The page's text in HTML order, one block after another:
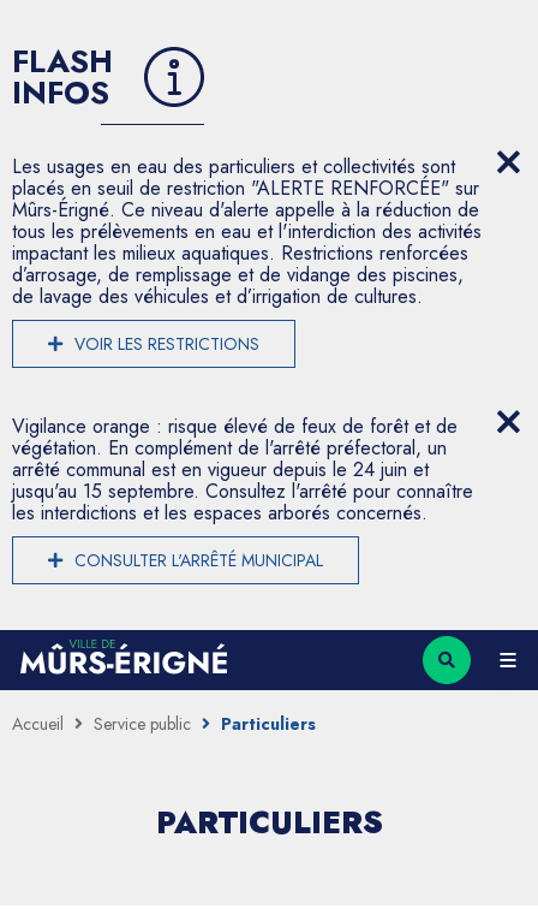
FLASH
INFOS
Les usages en eau des particuliers et collectivités sont
placés en seuil de restriction "ALERTE RENFORCÉE" sur
Mûrs-Érigné. Ce niveau d'alerte appelle à la réduction de
tous les prélèvements en eau et l'interdiction des activités
impactant les milieux aquatiques. Restrictions renforcées
d’arrosage, de remplissage et de vidange des piscines,
de lavage des véhicules et d’irrigation de cultures.
VOIR LES RESTRICTIONS
Vigilance orange : risque élevé de feux de forêt et de
végétation. En complément de l'arrêté préfectoral, un
arrêté communal est en vigueur depuis le 24 juin et
jusqu'au 15 septembre. Consultez l'arrêté pour connaître
les interdictions et les espaces arborés concernés.
CONSULTER L'ARRÊTÉ MUNICIPAL
Accueil Service public Particuliers
PARTICULIERS